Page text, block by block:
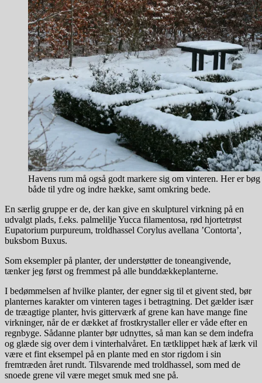
Havens rum må også godt markere sig om vinteren. Her er
både til ydre og indre hække, samt omkring bede.
En særlig gruppe er de, der kan give en skulpturel virkning på en
udvalgt plads, f.eks. palmelilje Yucca filamentosa, rød hjortetrøst
Eupatorium purpureum, troldhassel Corylus avellana ’Contorta’,
buksbom Buxus.
Som eksempler på planter, der understøtter de toneangivende,
tænker jeg først og fremmest på alle bunddækkeplanterne.
I bedømmelsen af hvilke planter, der egner sig til et givent sted, bør
planternes karakter om vinteren tages i betragtning. Det gælder især
de træagtige planter, hvis gitterværk af grene kan have mange fine
virkninger, når de er dækket af frostkrystaller eller er våde efter en
regnbyge. Sådanne planter bør udnyttes, så man kan se dem indefra
og glæde sig over dem i vinterhalvåret. En tætklippet hæk af lærk vil
være et fint eksempel på en plante med en stor rigdom i sin
fremtræden året rundt. Tilsvarende med troldhassel, som med de
snoede grene vil være meget smuk med sne på.